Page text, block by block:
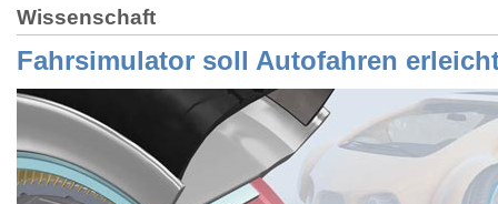
Wissenschaft
Fahrsimulator soll Autofahren